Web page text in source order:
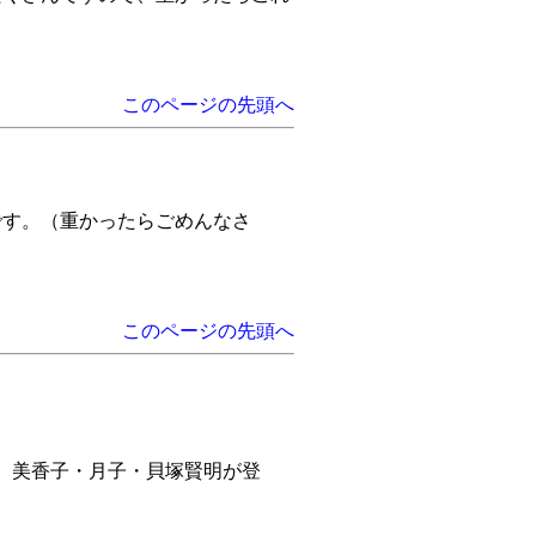
このページの先頭へ
。（重かったらごめんなさ
このページの先頭へ
美香子・月子・貝塚賢明が登